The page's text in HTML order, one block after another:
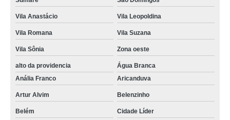
brownie de brinde preço Conjunto Habitacional Padre Manoel da Nóbrega
comprar brownie personalizado Brasilândia
mini brownie personalizado para casamento valor Jardim Iguatemi
mini brownie personalizado para casamento preço Parada Inglesa
comprar mini brownie Penha de França
mini brownie casamento valor Parque Mandaqui
brownie lembrancinha valor Jardim Guarapiranga
Vila Anastácio Vila Leopoldina
Vila Romana Vila Suzana
Vila Sônia Zona oeste
alto da providencia
Água Branca
Anália Franco
Aricanduva
Artur Alvim Belenzinho
Belém Cidade Líder